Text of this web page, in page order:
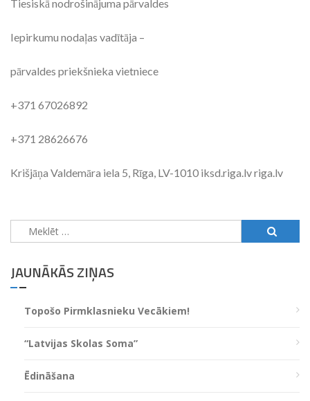
Tiesiskā nodrošinājuma pārvaldes
Iepirkumu nodaļas vadītāja –
pārvaldes priekšnieka vietniece
+371 67026892
+371 28626676
Krišjāņa Valdemāra iela 5, Rīga, LV-1010 iksd.riga.lv riga.lv
Meklēt:
JAUNĀKĀS ZIŅAS
Topošo Pirmklasnieku Vecākiem!
“Latvijas Skolas Soma”
Ēdināšana